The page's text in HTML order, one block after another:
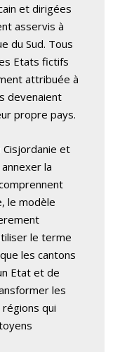
et dirigées
asservis à
du Sud. Tous
Etats fictifs
attribuée à
devenaient
propre pays.
et
la
le modèle
le terme
les cantons
Etat et de
les
qui